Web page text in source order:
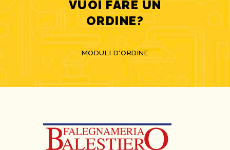
VUOI FARE UN
ORDINE?
MODULI D'ORDINE